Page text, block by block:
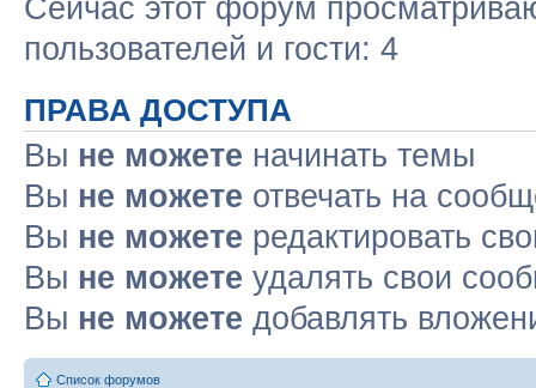
Сейчас этот форум
пользователей и гости: 4
ПРАВА ДОСТУПА
Вы не можете начинать темы
Вы не можете отвечать на
Вы не можете редактировать
Вы не можете удалять свои
Вы не можете добавлять
Список форумов